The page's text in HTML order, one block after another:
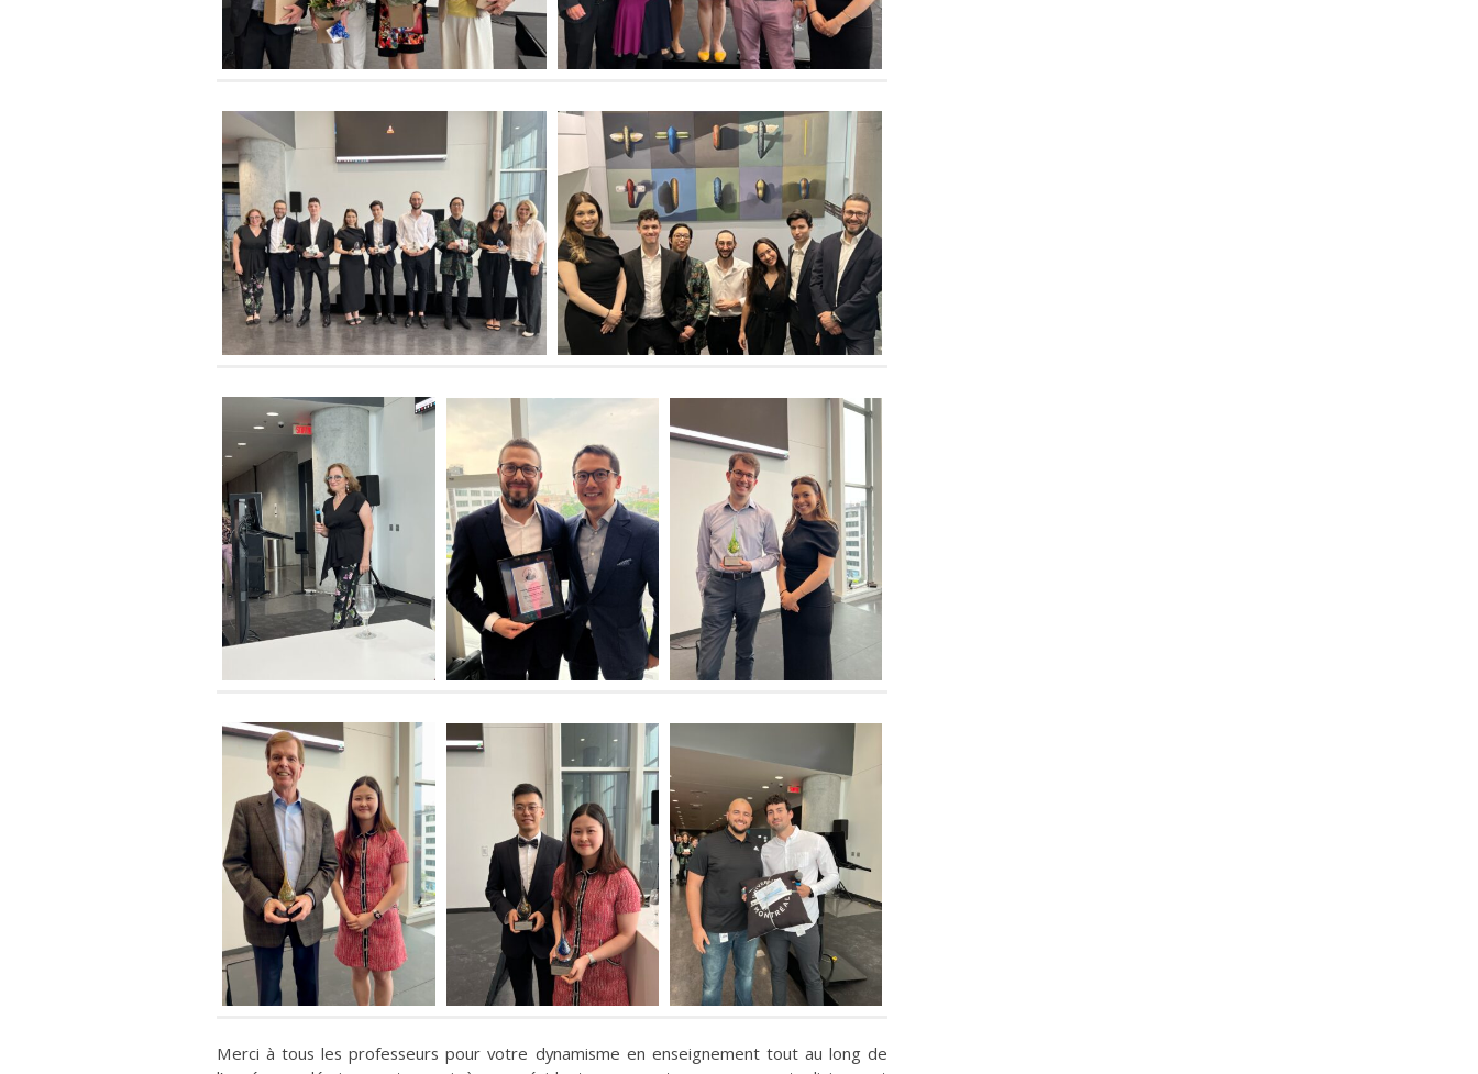
Merci à tous les professeurs pour votre dynamisme en enseignement tout au long de